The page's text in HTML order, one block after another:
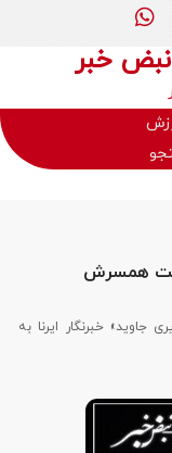
نبض خبر
دست همسرش
جاوید» خبرنگار ایرنا به